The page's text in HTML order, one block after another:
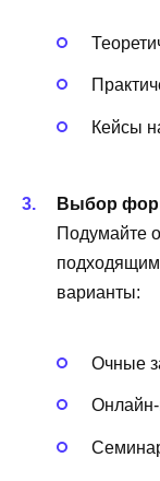
Кейсы
Выбор
Подумайте
варианты:
Очные